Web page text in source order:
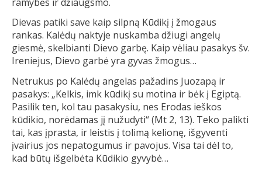
Dievas patiki save kaip silpną Kūdikį į žmogaus
rankas. Kalėdų naktyje nuskamba džiugi angelų
giesmė, skelbianti Dievo garbę. Kaip vėliau pasakys šv.
Ireniejus, Dievo garbė yra gyvas žmogus…
Netrukus po Kalėdų angelas pažadins Juozapą ir
pasakys: „Kelkis, imk kūdikį su motina ir bėk į Egiptą.
Pasilik ten, kol tau pasakysiu, nes Erodas ieškos
kūdikio, norėdamas jį nužudyti“ (Mt 2, 13). Teko palikti
tai, kas įprasta, ir leistis į tolimą kelionę, išgyventi
įvairius jos nepatogumus ir pavojus. Visa tai dėl to,
kad būtų išgelbėta Kūdikio gyvybė…